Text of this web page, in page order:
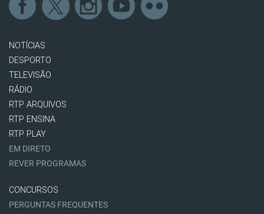
NOTÍCIAS
DESPORTO
TELEVISÃO
RÁDIO
RTP ARQUIVOS
RTP ENSINA
RTP PLAY
EM DIRETO
REVER PROGRAMAS
CONCURSOS
PERGUNTAS FREQUENTES